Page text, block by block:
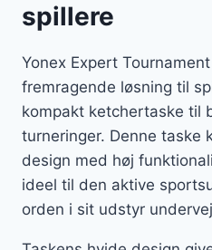
spillere
Yonex Expert
fremragende løsning til
kompakt ketchertaske til
turneringer. Denne taske
design med høj
ideel til den aktive
orden i sit udstyr